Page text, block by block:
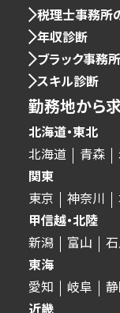
税理士事務所
年収診断
ブラック事務
スキル診断
勤務地から
北海道・東北
北海道
青森
関東
東京
神奈川
甲信越・北陸
新潟
富山
東海
愛知
岐阜
近畿